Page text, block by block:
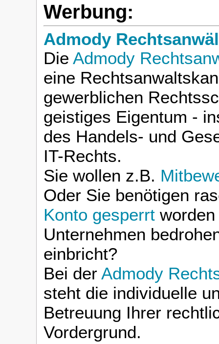
Werbung:
Admody
Die Admody
eine
gewerblichen
geistiges Eigentum -
des Handels- und
IT-Rechts.
Sie wollen z.B.
Oder Sie benötigen
Konto gesperrt
Unternehmen
einbricht?
Bei der Admody
steht die individuelle
Betreuung Ihrer
Vordergrund.